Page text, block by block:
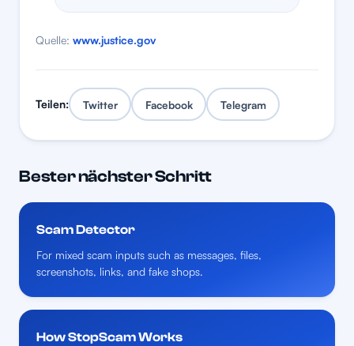
Quelle: www.justice.gov
Teilen: Twitter Facebook Telegram
Bester nächster Schritt
Scam Detector
For mixed scam inputs such as messages, files,
screenshots, links, and fake shops.
How StopScam Works